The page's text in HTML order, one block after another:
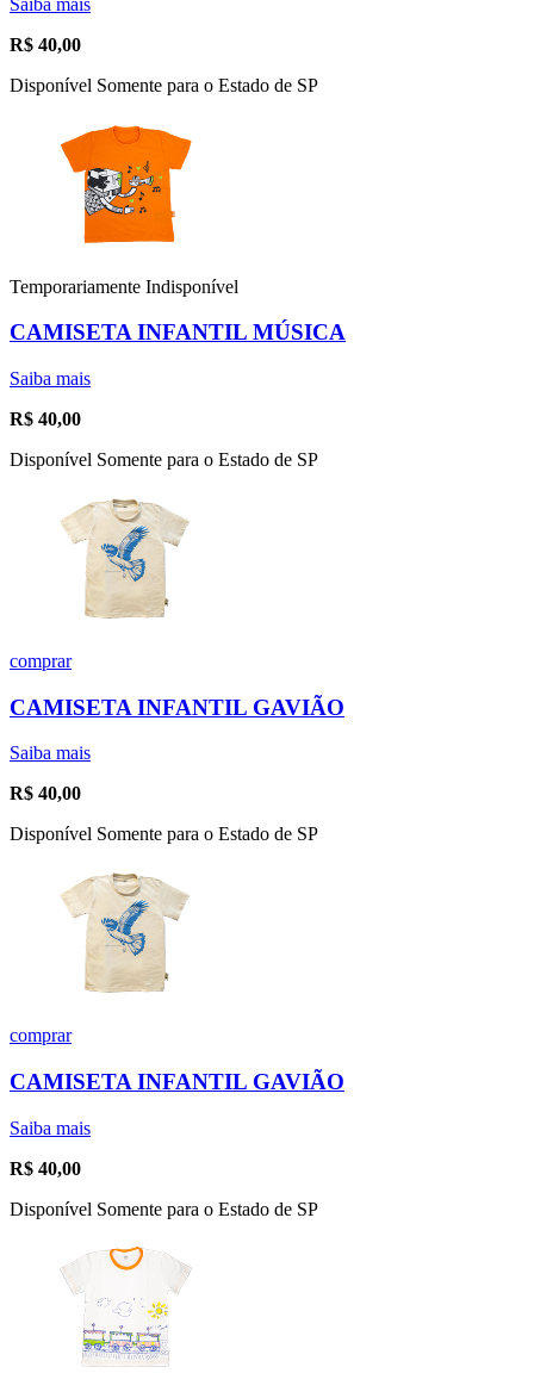
R$ 40,00
Disponível Somente para o Estado de SP
Temporariamente Indisponível
CAMISETA INFANTIL MÚSICA
Saiba mais
R$ 40,00
Disponível Somente para o Estado de SP
comprar
CAMISETA INFANTIL GAVIÃO
Saiba mais
R$ 40,00
Disponível Somente para o Estado de SP
comprar
CAMISETA INFANTIL GAVIÃO
Saiba mais
R$ 40,00
Disponível Somente para o Estado de SP